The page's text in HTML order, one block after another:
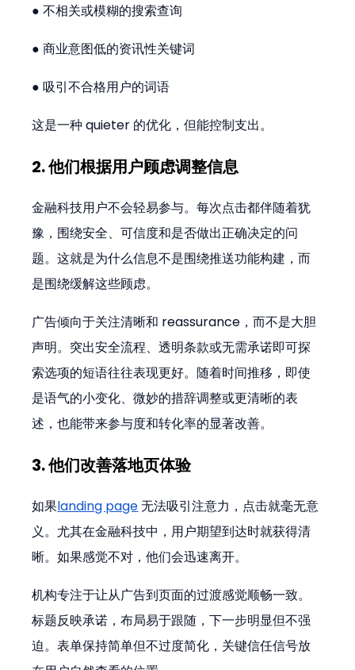
● 不相关或模糊的搜索查询
● 商业意图低的资讯性关键词
● 吸引不合格用户的词语
这是一种 quieter 的优化，但能控制支出。
2. 他们根据用户顾虑调整信息
金融科技用户不会轻易参与。每次点击都伴随着犹
豫，围绕安全、可信度和是否做出正确决定的问
题。这就是为什么信息不是围绕推送功能构建，而
是围绕缓解这些顾虑。
广告倾向于关注清晰和 reassurance，而不是大胆
声明。突出安全流程、透明条款或无需承诺即可探
索选项的短语往往表现更好。随着时间推移，即使
是语气的小变化、微妙的措辞调整或更清晰的表
述，也能带来参与度和转化率的显著改善。
3. 他们改善落地页体验
如果landing page 无法吸引注意力，点击就毫无意
义。尤其在金融科技中，用户期望到达时就获得清
晰。如果感觉不对，他们会迅速离开。
机构专注于让从广告到页面的过渡感觉顺畅一致。
标题反映承诺，布局易于跟随，下一步明显但不强
迫。表单保持简单但不过度简化，关键信任信号放